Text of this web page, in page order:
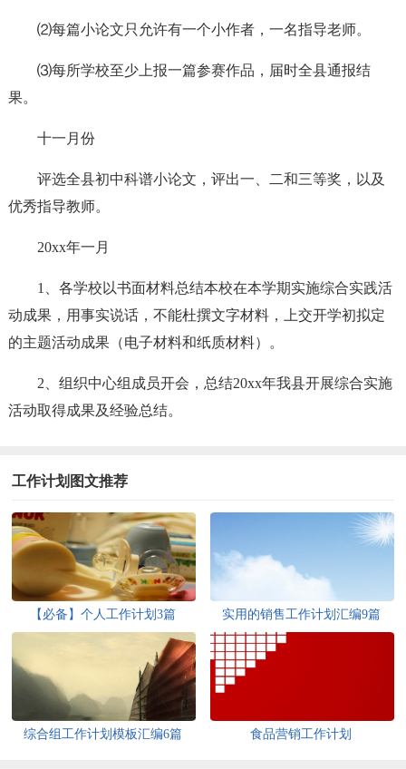
⑵每篇小论文只允许有一个小作者，一名指导老师。
⑶每所学校至少上报一篇参赛作品，届时全县通报结
果。
十一月份
评选全县初中科谱小论文，评出一、二和三等奖，以及
优秀指导教师。
20xx年一月
1、各学校以书面材料总结本校在本学期实施综合实践活
动成果，用事实说话，不能杜撰文字材料，上交开学初拟定
的主题活动成果（电子材料和纸质材料）。
2、组织中心组成员开会，总结20xx年我县开展综合实施
活动取得成果及经验总结。
工作计划图文推荐
【必备】个人工作计划3篇 实用的销售工作计划汇编9篇
综合组工作计划模板汇编6篇 食品营销工作计划